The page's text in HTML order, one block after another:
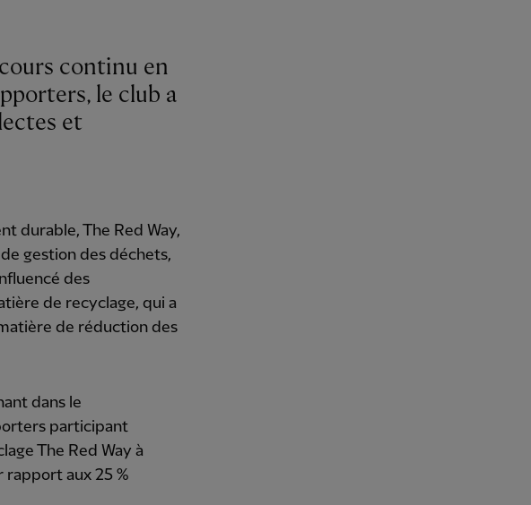
le club a
et
durable, The Red Way,
gestion des déchets,
des
de recyclage, qui a
de réduction des
dans le
participant
The Red Way à
aux 25 %